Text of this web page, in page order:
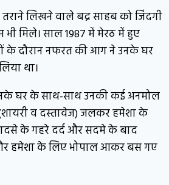
लिखने वाले बद्र साहब को जिंदगी
मिले। साल 1987 में मेरठ में हुए
के दौरान नफरत की आग ने उनके घर
था।
घर के साथ-साथ उनकी कई अनमोल
व दस्तावेज) जलकर हमेशा के
के गहरे दर्द और सदमे के बाद
हमेशा के लिए भोपाल आकर बस गए